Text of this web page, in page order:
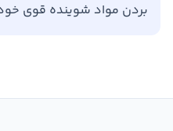
بردن مواد شوینده قوی